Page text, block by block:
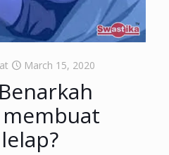
at March 15, 2020